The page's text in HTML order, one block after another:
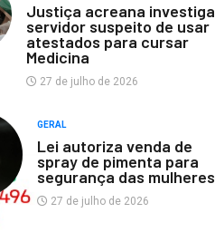
Justiça acreana investiga
servidor suspeito de usar
atestados para cursar
Medicina
27 de julho de 2026
GERAL
Lei autoriza venda de
spray de pimenta para
segurança das mulheres
27 de julho de 2026